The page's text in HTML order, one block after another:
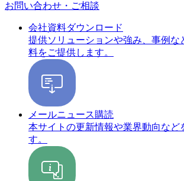
お問い合わせ・ご相談
会社資料ダウンロード
提供ソリューションや強み、事例な
料をご提供します。
メールニュース購読
本サイトの更新情報や業界動向など
す。